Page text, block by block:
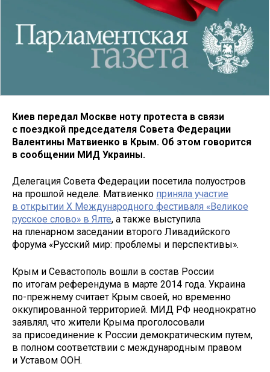
Киев передал Москве ноту протеста в связи
с поездкой председателя Совета Федерации
Валентины Матвиенко в Крым. Об этом говорится
в сообщении МИД Украины.
Делегация Совета Федерации посетила полуостров
на прошлой неделе. Матвиенко приняла участие
в открытии X Международного фестиваля «Великое
русское слово» в Ялте, а также выступила
на пленарном заседании второго Ливадийского
форума «Русский мир: проблемы и перспективы».
Крым и Севастополь вошли в состав России
по итогам референдума в марте 2014 года. Украина
по-прежнему считает Крым своей, но временно
оккупированной территорией. МИД РФ неоднократно
заявлял, что жители Крыма проголосовали
за присоединение к России демократическим путем,
в полном соответствии с международным правом
и Уставом ООН.